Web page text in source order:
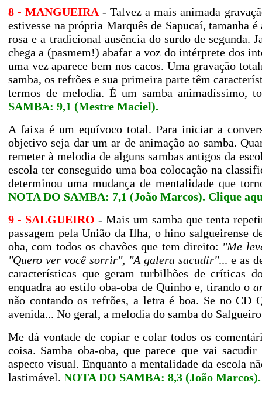
8 - MANGUEIRA - Talvez a mais animada
estivesse na própria Marquês de Sapucaí, tamanha
rosa e a tradicional ausência do surdo de segunda.
chega a (pasmem!) abafar a voz do intérprete dos
uma vez aparece bem nos cacos. Uma gravação
samba, os refrões e sua primeira parte têm
termos de melodia. É um samba animadíssimo,
SAMBA: 9,1 (Mestre Maciel).
A faixa é um equívoco total. Para iniciar a
objetivo seja dar um ar de animação ao samba.
remeter à melodia de alguns sambas antigos da
escola ter conseguido uma boa colocação na
determinou uma mudança de mentalidade que
NOTA DO SAMBA: 7,1 (João Marcos). Clique
9 - SALGUEIRO - Mais um samba que tenta
passagem pela União da Ilha, o hino salgueirense
oba, com todos os chavões que tem direito: "Me
"Quero ver você sorrir", "A galera sacudir"... e as
características que geram turbilhões de críticas
enquadra ao estilo oba-oba de Quinho e, tirando o
não contando os refrões, a letra é boa. Se no CD
avenida... No geral, a melodia do samba do
Me dá vontade de copiar e colar todos os
coisa. Samba oba-oba, que parece que vai
aspecto visual. Enquanto a mentalidade da escola
lastimável. NOTA DO SAMBA: 8,3 (João